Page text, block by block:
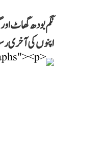
نگم بودھ گھاٹ
اپنوں کی آخری